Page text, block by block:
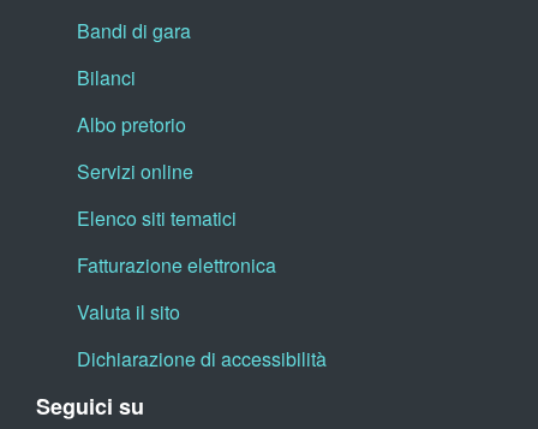
Bandi di gara
Bilanci
Albo pretorio
Servizi online
Elenco siti tematici
Fatturazione elettronica
Valuta il sito
Dichiarazione di accessibilità
Seguici su